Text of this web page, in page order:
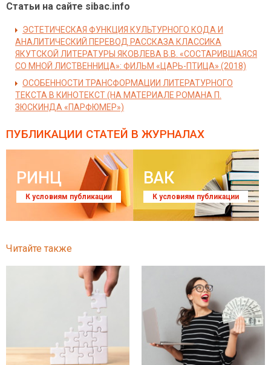
Статьи на сайте sibac.info
ЭСТЕТИЧЕСКАЯ ФУНКЦИЯ КУЛЬТУРНОГО КОДА И
АНАЛИТИЧЕСКИЙ ПЕРЕВОД РАССКАЗА КЛАССИКА
ЯКУТСКОЙ ЛИТЕРАТУРЫ ЯКОВЛЕВА В.В. «СОСТАРИВШАЯСЯ
СО МНОЙ ЛИСТВЕННИЦА»: ФИЛЬМ «ЦАРЬ-ПТИЦА» (2018)
ОСОБЕННОСТИ ТРАНСФОРМАЦИИ ЛИТЕРАТУРНОГО
ТЕКСТА В КИНОТЕКСТ (НА МАТЕРИАЛЕ РОМАНА П.
ЗЮСКИНДА «ПАРФЮМЕР»)
ПУБЛИКАЦИИ СТАТЕЙ В ЖУРНАЛАХ
РИНЦ
К условиям публикации
ВАК
К условиям публикации
Читайте также